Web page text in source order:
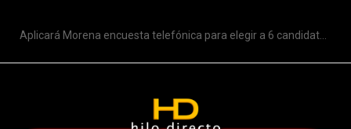
Aplicará Morena encuesta telefónica para elegir a 6 candidatos a gubernaturas